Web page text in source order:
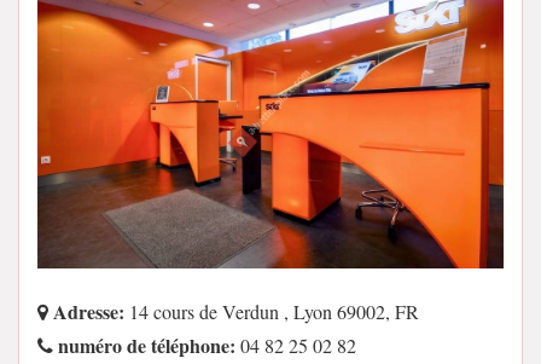
Adresse: 14 cours de Verdun , Lyon 69002, FR
numéro de téléphone: 04 82 25 02 82